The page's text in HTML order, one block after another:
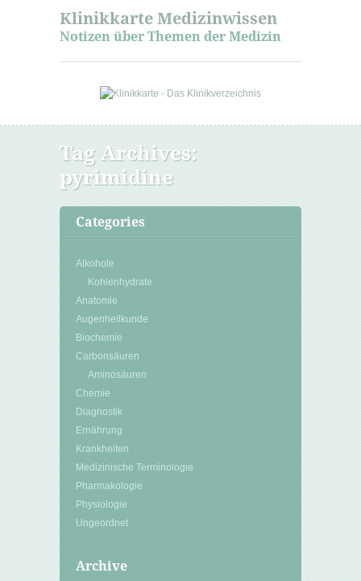
Klinikkarte Medizinwissen
Notizen über Themen der Medizin
Tag Archives:
pyrimidine
Categories
Alkohole
Kohlenhydrate
Anatomie
Augenheilkunde
Biochemie
Carbonsäuren
Aminosäuren
Chemie
Diagnostik
Ernährung
Krankheiten
Medizinische Terminologie
Pharmakologie
Physiologie
Ungeordnet
Archive